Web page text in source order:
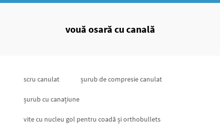
vouă osară cu canală
scru canulat șurub de compresie canulat
șurub cu canațiune
vite cu nucleu gol pentru coadă și orthobullets